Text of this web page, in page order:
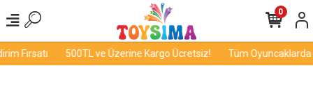
Fırsatı 500TL ve Üzerine Kargo Ücretsiz! Tüm Oyuncaklarda
0